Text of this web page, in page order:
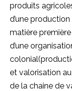
produits
d’une
matière
d’une
colonial
et valorisation
de la chaine de